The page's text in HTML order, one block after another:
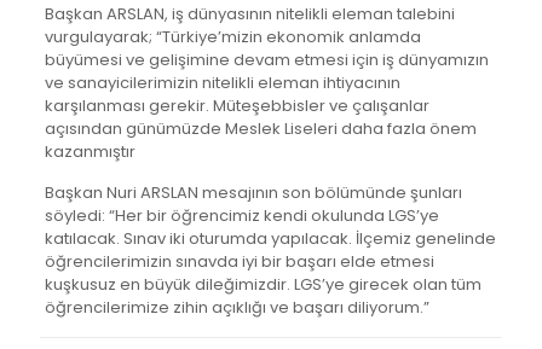
Başkan ARSLAN, iş dünyasının nitelikli eleman talebini
vurgulayarak; “Türkiye’mizin ekonomik anlamda
büyümesi ve gelişimine devam etmesi için iş dünyamızın
ve sanayicilerimizin nitelikli eleman ihtiyacının
karşılanması gerekir. Müteşebbisler ve çalışanlar
açısından günümüzde Meslek Liseleri daha fazla önem
kazanmıştır
Başkan Nuri ARSLAN mesajının son bölümünde şunları
söyledi: “Her bir öğrencimiz kendi okulunda LGS’ye
katılacak. Sınav iki oturumda yapılacak. İlçemiz genelinde
öğrencilerimizin sınavda iyi bir başarı elde etmesi
kuşkusuz en büyük dileğimizdir. LGS’ye girecek olan tüm
öğrencilerimize zihin açıklığı ve başarı diliyorum.”